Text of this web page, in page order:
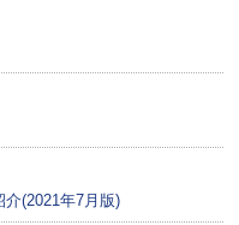
(2021年7月版)